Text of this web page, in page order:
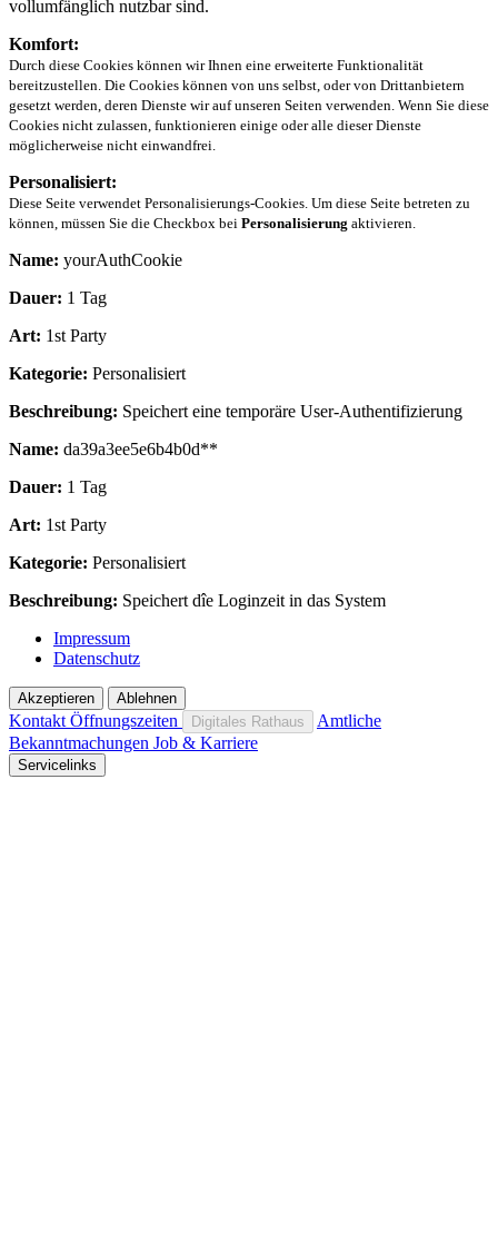
vollumfänglich nutzbar sind.
Komfort:
Durch diese Cookies können wir Ihnen eine erweiterte Funktionalität
bereitzustellen. Die Cookies können von uns selbst, oder von Drittanbietern
gesetzt werden, deren Dienste wir auf unseren Seiten verwenden. Wenn Sie diese
Cookies nicht zulassen, funktionieren einige oder alle dieser Dienste
möglicherweise nicht einwandfrei.
Personalisiert:
Diese Seite verwendet Personalisierungs-Cookies. Um diese Seite betreten zu
können, müssen Sie die Checkbox bei Personalisierung aktivieren.
Name: yourAuthCookie
Dauer: 1 Tag
Art: 1st Party
Kategorie: Personalisiert
Beschreibung: Speichert eine temporäre User-Authentifizierung
Name: da39a3ee5e6b4b0d**
Dauer: 1 Tag
Art: 1st Party
Kategorie: Personalisiert
Beschreibung: Speichert dîe Loginzeit in das System
Impressum
Datenschutz
Akzeptieren Ablehnen
Kontakt Öffnungszeiten Digitales Rathaus
Amtliche
Bekanntmachungen Job & Karriere
Servicelinks